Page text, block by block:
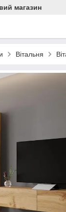
магазин
Вітальня